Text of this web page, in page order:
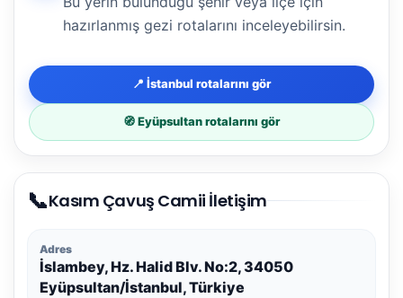
hazırlanmış gezi rotalarını inceleyebilirsin.
📍 İstanbul rotalarını gör
🧭 Eyüpsultan rotalarını gör
📞Kasım Çavuş Camii İletişim
Adres
İslambey, Hz. Halid Blv. No:2, 34050
Eyüpsultan/İstanbul, Türkiye